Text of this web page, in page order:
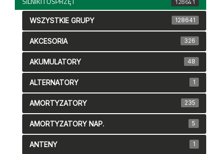
WSZYSTKIE GRUPY 128641
AKCESORIA 326
AKUMULATORY 48
ALTERNATORY 1
AMORTYZATORY 235
AMORTYZATORY NAP. 5
ANTENY 1